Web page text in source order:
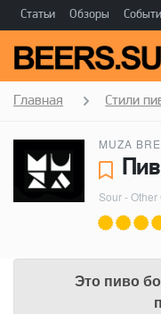
Статьи Обзоры
Главная Стили
MUZA
Sour - Other
Это пиво